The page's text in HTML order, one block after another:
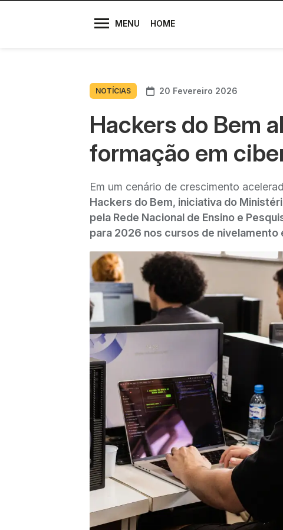
MENU HOME
Diretores
NOTÍCIAS 20 Fevereiro 2026
Hackers do Bem
formação em
Em um cenário de crescimento
Hackers do Bem, iniciativa do
pela Rede Nacional de Ensino e
para 2026 nos cursos de nivelamento